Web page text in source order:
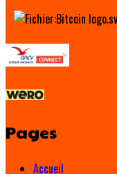
Pages
Accueil